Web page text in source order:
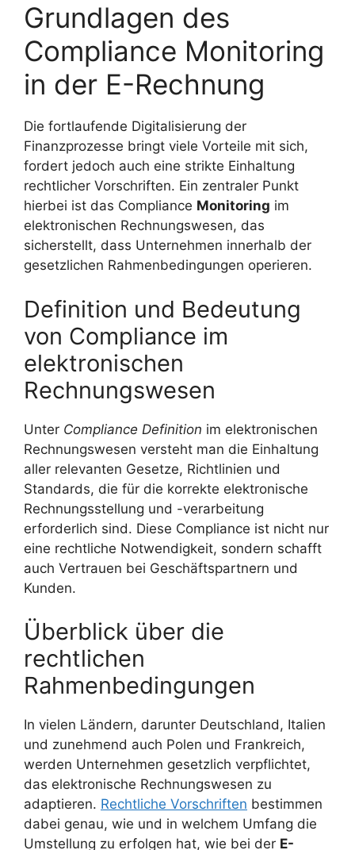
Grundlagen des
Compliance Monitoring
in der E-Rechnung
Die fortlaufende Digitalisierung der
Finanzprozesse bringt viele Vorteile mit sich,
fordert jedoch auch eine strikte Einhaltung
rechtlicher Vorschriften. Ein zentraler Punkt
hierbei ist das Compliance Monitoring im
elektronischen Rechnungswesen, das
sicherstellt, dass Unternehmen innerhalb der
gesetzlichen Rahmenbedingungen operieren.
Definition und Bedeutung
von Compliance im
elektronischen
Rechnungswesen
Unter Compliance Definition im elektronischen
Rechnungswesen versteht man die Einhaltung
aller relevanten Gesetze, Richtlinien und
Standards, die für die korrekte elektronische
Rechnungsstellung und -verarbeitung
erforderlich sind. Diese Compliance ist nicht nur
eine rechtliche Notwendigkeit, sondern schafft
auch Vertrauen bei Geschäftspartnern und
Kunden.
Überblick über die
rechtlichen
Rahmenbedingungen
In vielen Ländern, darunter Deutschland, Italien
und zunehmend auch Polen und Frankreich,
werden Unternehmen gesetzlich verpflichtet,
das elektronische Rechnungswesen zu
adaptieren. Rechtliche Vorschriften bestimmen
dabei genau, wie und in welchem Umfang die
Umstellung zu erfolgen hat, wie bei der E-